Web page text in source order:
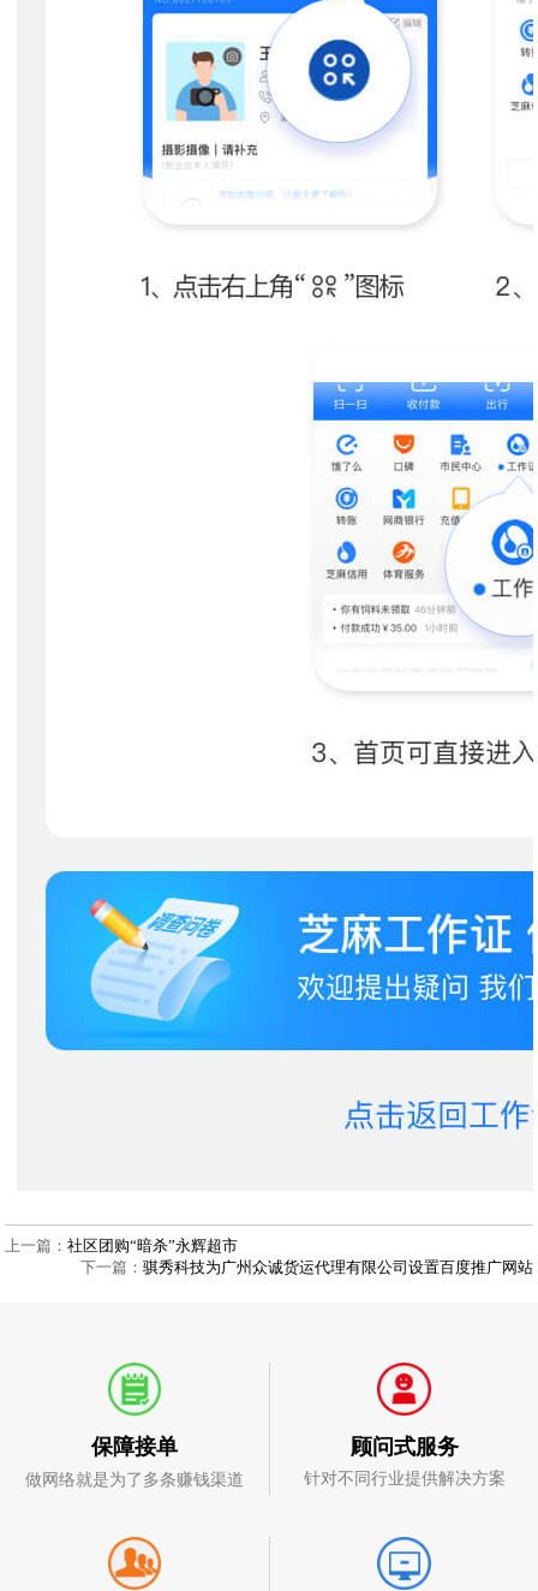
上一篇：社区团购“暗杀”永辉超市
下一篇： 骐秀科技为广州众诚货运代理有限公司设置百度推广网站
保障接单
做网络就是为了多条赚钱渠道
顾问式服务
针对不同行业提供解决方案